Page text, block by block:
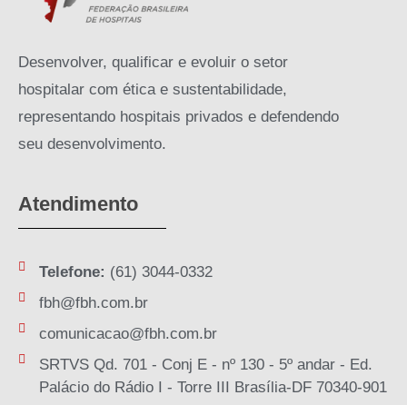
Desenvolver, qualificar e evoluir o setor
hospitalar com ética e sustentabilidade,
representando hospitais privados e defendendo
seu desenvolvimento.
Atendimento
Telefone: (61) 3044-0332
fbh@fbh.com.br
comunicacao@fbh.com.br
SRTVS Qd. 701 - Conj E - nº 130 - 5º andar - Ed.
Palácio do Rádio I - Torre III Brasília-DF 70340-901